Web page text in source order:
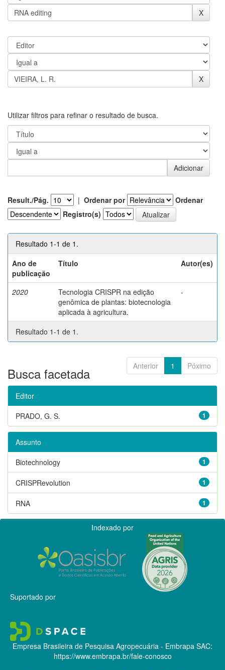
Utilizar filtros para refinar o resultado de busca.
Result./Pág. | Ordenar por
Ordenar
Registro(s)
Resultado 1-1 de 1.
Ano de
publicação
Título Autor(es)
2020
Tecnologia CRISPR na edição
genômica de plantas: biotecnologia
aplicada à agricultura.
-
Resultado 1-1 de 1.
Anterior 1 Póximo
Busca facetada
Editor
1
PRADO, G. S.
Assunto
1
Biotechnology
1
CRISPRevolution
1
RNA
Indexado por
Suportado por
Empresa Brasileira de Pesquisa Agropecuária - Embrapa SAC:
https://www.embrapa.br/fale-conosco